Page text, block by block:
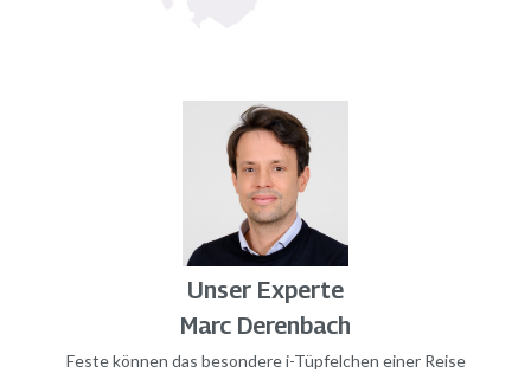
Unser Experte
Marc Derenbach
Feste können das besondere i-Tüpfelchen einer Reise